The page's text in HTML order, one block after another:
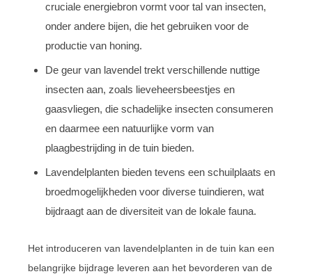
cruciale energiebron vormt voor tal van insecten,
onder andere bijen, die het gebruiken voor de
productie van honing.
De geur van lavendel trekt verschillende nuttige
insecten aan, zoals lieveheersbeestjes en
gaasvliegen, die schadelijke insecten consumeren
en daarmee een natuurlijke vorm van
plaagbestrijding in de tuin bieden.
Lavendelplanten bieden tevens een schuilplaats en
broedmogelijkheden voor diverse tuindieren, wat
bijdraagt aan de diversiteit van de lokale fauna.
Het introduceren van lavendelplanten in de tuin kan een
belangrijke bijdrage leveren aan het bevorderen van de